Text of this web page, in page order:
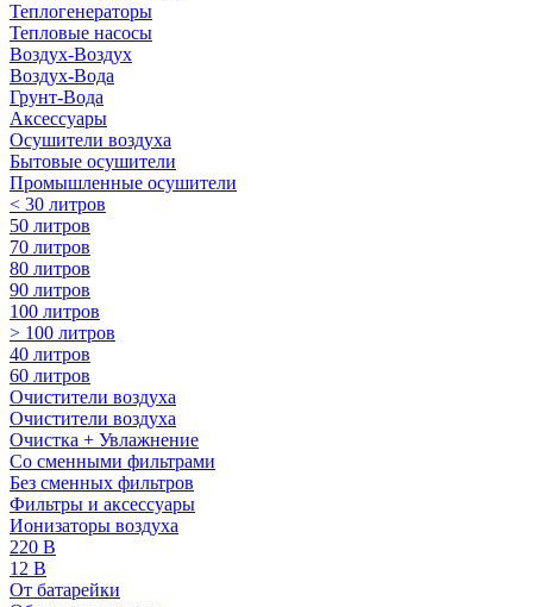
Теплогенераторы
Тепловые насосы
Воздух-Воздух
Воздух-Вода
Грунт-Вода
Аксессуары
Осушители воздуха
Бытовые осушители
Промышленные осушители
< 30 литров
50 литров
70 литров
80 литров
90 литров
100 литров
> 100 литров
40 литров
60 литров
Очистители воздуха
Очистители воздуха
Очистка + Увлажнение
Cо сменными фильтрами
Без сменных фильтров
Фильтры и аксессуары
Ионизаторы воздуха
220 В
12 В
От батарейки